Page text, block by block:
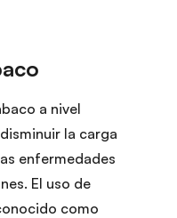
a nivel
la carga
enfermedades
El uso de
como